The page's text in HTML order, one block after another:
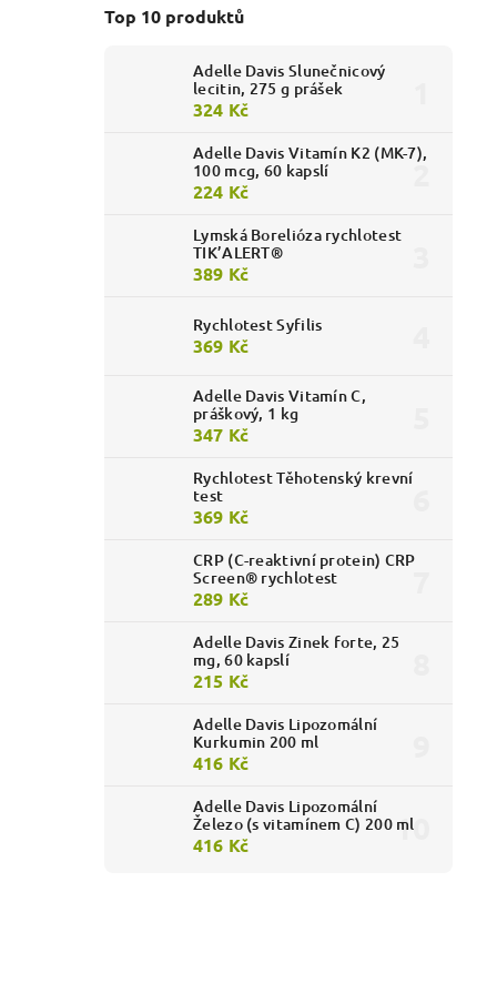
Top 10 produktů
Adelle Davis Slunečnicový
lecitin, 275 g prášek
324 Kč
Adelle Davis Vitamín K2 (MK-7),
100 mcg, 60 kapslí
224 Kč
Lymská Borelióza rychlotest
TIK’ALERT®
389 Kč
Rychlotest Syfilis
369 Kč
Adelle Davis Vitamín C,
práškový, 1 kg
347 Kč
Rychlotest Těhotenský krevní
test
369 Kč
CRP (C-reaktivní protein) CRP
Screen® rychlotest
289 Kč
Adelle Davis Zinek forte, 25
mg, 60 kapslí
215 Kč
Adelle Davis Lipozomální
Kurkumin 200 ml
416 Kč
Adelle Davis Lipozomální
Železo (s vitamínem C) 200 ml
416 Kč